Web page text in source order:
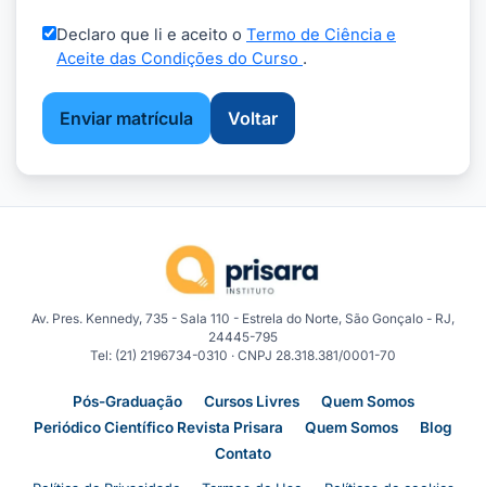
Declaro que li e aceito o Termo de Ciência e
Aceite das Condições do Curso .
Enviar matrícula Voltar
Av. Pres. Kennedy, 735 - Sala 110 - Estrela do Norte, São Gonçalo - RJ,
24445-795
Tel: (21) 2196734-0310 · CNPJ 28.318.381/0001-70
Pós-Graduação Cursos Livres
Quem Somos
Periódico Científico Revista Prisara
Quem Somos
Blog
Contato